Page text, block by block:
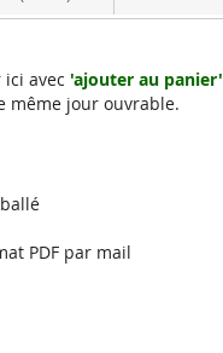
avec 'ajouter au panier'
même jour ouvrable.
PDF par mail